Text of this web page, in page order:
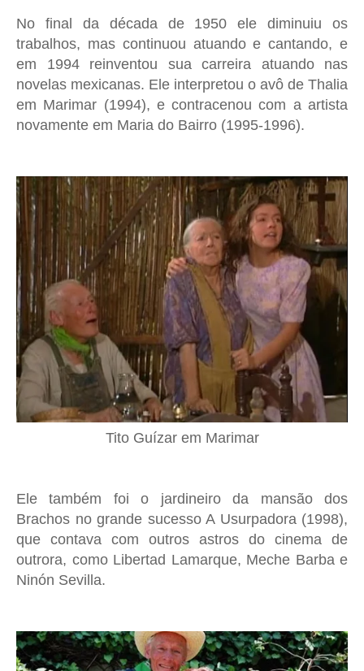
No final da década de 1950 ele diminuiu os
trabalhos, mas continuou atuando e cantando, e
em 1994 reinventou sua carreira atuando nas
novelas mexicanas. Ele interpretou o avô de Thalia
em Marimar (1994), e contracenou com a artista
novamente em Maria do Bairro (1995-1996).
Tito Guízar em Marimar
Ele também foi o jardineiro da mansão dos
Brachos no grande sucesso A Usurpadora (1998),
que contava com outros astros do cinema de
outrora, como Libertad Lamarque, Meche Barba e
Ninón Sevilla.